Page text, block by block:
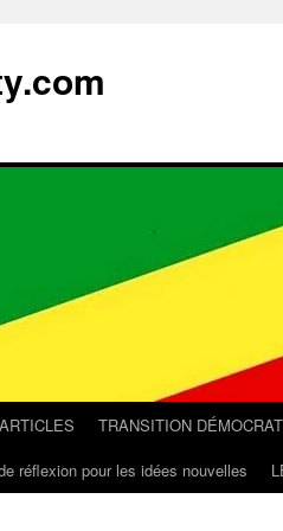
TRANSITION
réflexion pour les idées nouvelles